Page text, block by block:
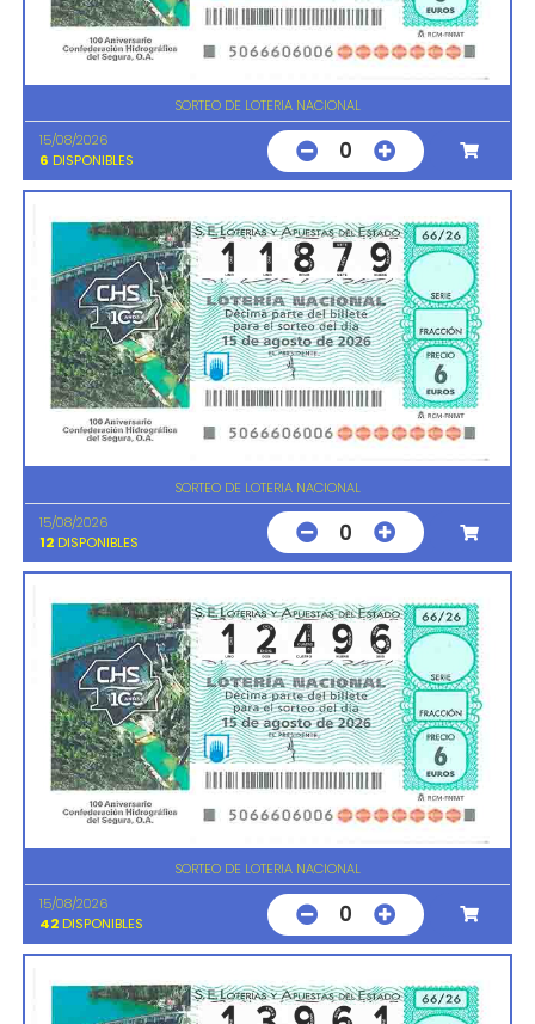
SORTEO DE LOTERIA NACIONAL
15/08/2026
6 DISPONIBLES 0
SORTEO DE LOTERIA NACIONAL
15/08/2026
12 DISPONIBLES 0
SORTEO DE LOTERIA NACIONAL
15/08/2026
42 DISPONIBLES 0